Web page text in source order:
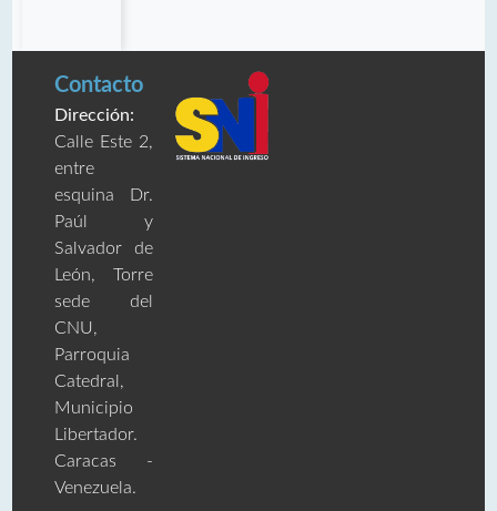
Contacto
Dirección:
Calle Este 2,
entre
esquina Dr.
Paúl y
Salvador de
León, Torre
sede del
CNU,
Parroquia
Catedral,
Municipio
Libertador.
Caracas -
Venezuela.